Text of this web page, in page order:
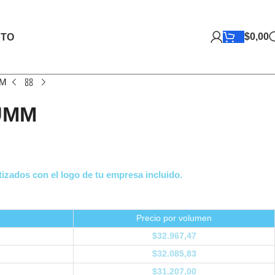
$0,00
con el logo de tu empresa incluido.
Precio por volumen
$32.967,47
$32.085,83
$31.207,00